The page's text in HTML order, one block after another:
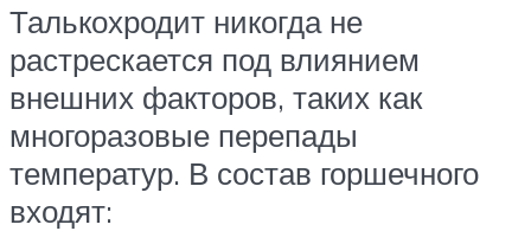
Талькохродит никогда не
растрескается под влиянием
внешних факторов, таких как
многоразовые перепады
температур. В состав горшечного
входят: